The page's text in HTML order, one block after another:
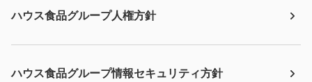
ハウス食品グループ人権方針
ハウス食品グループ情報セキュリティ方針